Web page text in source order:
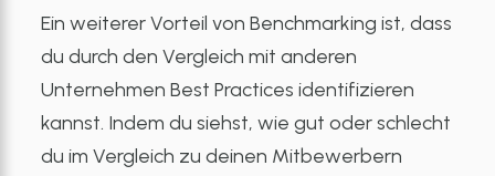
Ein weiterer Vorteil von Benchmarking ist, dass
du durch den Vergleich mit anderen
Unternehmen Best Practices identifizieren
kannst. Indem du siehst, wie gut oder schlecht
du im Vergleich zu deinen Mitbewerbern